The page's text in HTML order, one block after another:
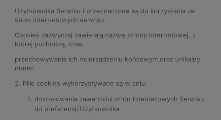
Użytkownika Serwisu i przeznaczone są do korzystania ze
stron internetowych serwisu.
Cookies zazwyczaj zawierają nazwę strony internetowej, z
której pochodzą, czas
przechowywania ich na urządzeniu końcowym oraz unikalny
numer.
2. Pliki cookies wykorzystywane są w celu:
dostosowania zawartości stron internetowych Serwisu
do preferencji Użytkownika